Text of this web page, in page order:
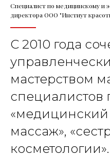
Специалист по медицинскому и
директора ООО "Инстиут
С 2010 года
мастерством
«медицинский
массаж»,